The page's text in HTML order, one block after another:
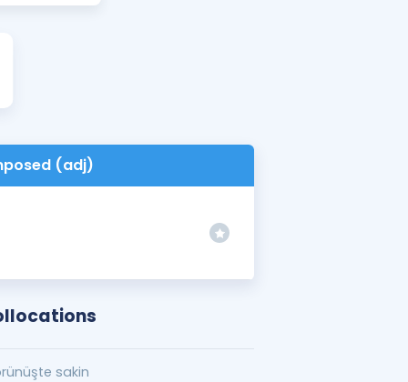
İlgili Haberler
(adj)
sakin